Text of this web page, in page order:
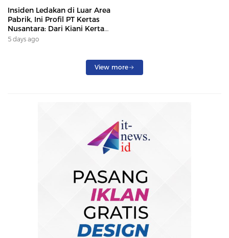
Insiden Ledakan di Luar Area
Pabrik, Ini Profil PT Kertas
Nusantara: Dari Kiani Kertas
hingga Beroperasi Kembali
5 days ago
View more